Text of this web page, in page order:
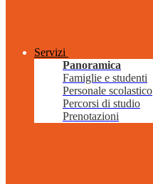
Servizi
Panoramica
Famiglie e studenti
Personale scolastico
Percorsi di studio
Prenotazioni